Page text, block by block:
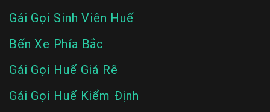
Gái Gọi Sinh Viên Huế
Bến Xe Phía Bắc
Gái Gọi Huế Giá Rẽ
Gái Gọi Huế Kiểm Định